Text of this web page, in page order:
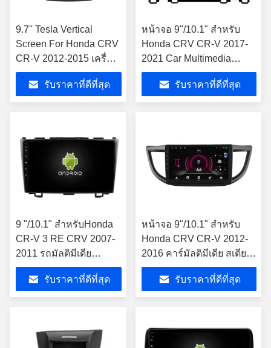
9.7'' Tesla Vertical
Screen For Honda CRV
CR-V 2012-2015 เครื่อง
เล่นมัลติมีเดียรถยนต์
Androidรับราคาที่ดีที่สุด
หน้าจอ 9"/10.1" สําหรับ
Honda CRV CR-V 2017-
2021 Car Multimedia
Stereo GPS CarPlay
Player
รับราคาที่ดีที่สุด
9 "/10.1" สำหรับHonda
CR-V 3 RE CRV 2007-
2011 รถมัลติมีเดีย
สเตอริโอGPS CarPlayผู้
เล่น
รับราคาที่ดีที่สุด
หน้าจอ 9"/10.1" สําหรับ
Honda CRV CR-V 2012-
2016 คาร์มัลติมีเดีย สเตีย
โร GPS CarPlay Player
รับราคาที่ดีที่สุด